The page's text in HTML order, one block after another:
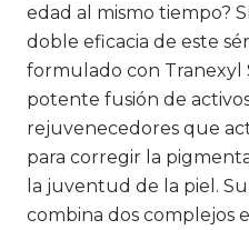
edad al mismo tiempo?
doble eficacia de este
formulado con Tranexyl
potente fusión de
rejuvenecedores que
para corregir la
la juventud de la piel.
combina dos complejos